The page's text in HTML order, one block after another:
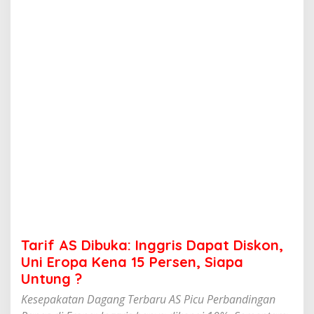
k
o
n
U
n
Tarif AS Dibuka: Inggris Dapat Diskon,
Uni Eropa Kena 15 Persen, Siapa
Untung ?
Kesepakatan Dagang Terbaru AS Picu Perbandingan